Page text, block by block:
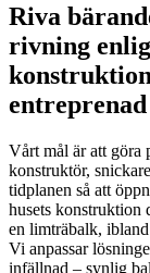
Riva
rivning
entreprenad
Vårt mål är att göra
konstruktör,
tidplanen så att
husets konstruktion
en limträbalk,
Vi anpassar
infällnad – synlig